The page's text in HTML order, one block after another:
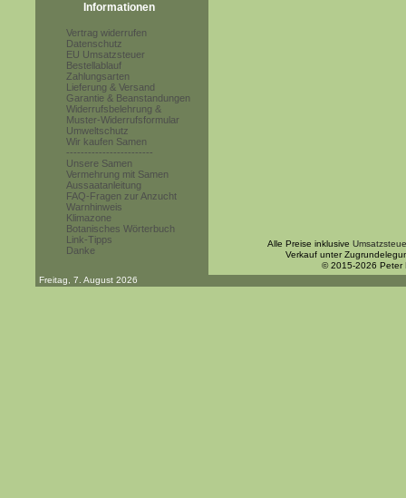
Informationen
Vertrag widerrufen
Datenschutz
EU Umsatzsteuer
Bestellablauf
Zahlungsarten
Lieferung & Versand
Garantie & Beanstandungen
Widerrufsbelehrung &
Muster-Widerrufsformular
Umweltschutz
Wir kaufen Samen
------------------------
Unsere Samen
Vermehrung mit Samen
Aussaatanleitung
FAQ-Fragen zur Anzucht
Warnhinweis
Klimazone
Botanisches Wörterbuch
Link-Tipps
Danke
Alle Preise inklusive
Verkauf unter
© 2015-2026 Peter
Freitag, 7. August 2026